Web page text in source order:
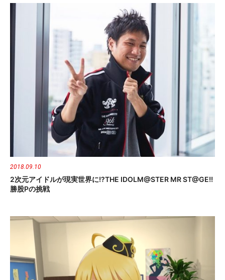
2018.09.10
2次元アイドルが現実世界に!?THE IDOLM@STER MR ST@GE!!
勝股Pの挑戦